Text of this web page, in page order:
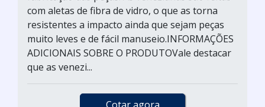
com aletas de fibra de vidro, o que as torna
resistentes a impacto ainda que sejam peças
muito leves e de fácil manuseio.INFORMAÇÕES
ADICIONAIS SOBRE O PRODUTOVale destacar
que as venezi...